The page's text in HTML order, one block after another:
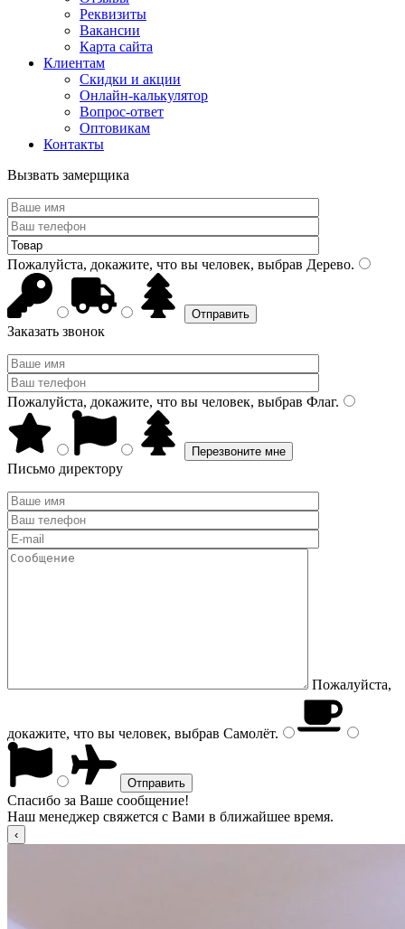
Реквизиты
Вакансии
Карта сайта
Клиентам
Скидки и акции
Онлайн-калькулятор
Вопрос-ответ
Оптовикам
Контакты
Вызвать замерщика
Пожалуйста, докажите, что вы человек, выбрав Дерево.
Заказать звонок
Пожалуйста, докажите, что вы человек, выбрав Флаг.
Письмо директору
Пожалуйста,
докажите, что вы человек, выбрав Самолёт.
Спасибо за Ваше сообщение!
Наш менеджер свяжется с Вами в ближайшее время.